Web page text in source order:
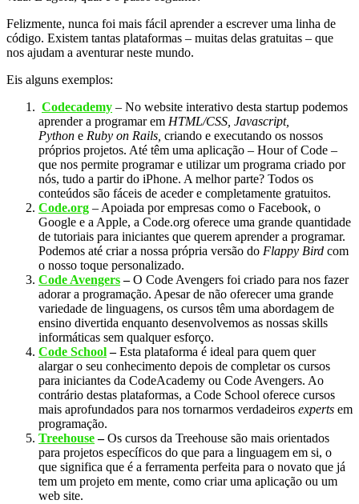
Felizmente, nunca foi mais fácil aprender a escrever uma linha de
código. Existem tantas plataformas – muitas delas gratuitas – que
nos ajudam a aventurar neste mundo.
Eis alguns exemplos:
Codecademy – No website interativo desta startup podemos
aprender a programar em HTML/CSS, Javascript,
Python e Ruby on Rails, criando e executando os nossos
próprios projetos. Até têm uma aplicação – Hour of Code –
que nos permite programar e utilizar um programa criado por
nós, tudo a partir do iPhone. A melhor parte? Todos os
conteúdos são fáceis de aceder e completamente gratuitos.
Code.org – Apoiada por empresas como o Facebook, o
Google e a Apple, a Code.org oferece uma grande quantidade
de tutoriais para iniciantes que querem aprender a programar.
Podemos até criar a nossa própria versão do Flappy Bird com
o nosso toque personalizado.
Code Avengers–O Code Avengers foi criado para nos fazer
adorar a programação. Apesar de não oferecer uma grande
variedade de linguagens, os cursos têm uma abordagem de
ensino divertida enquanto desenvolvemos as nossas skills
informáticas sem qualquer esforço.
Code School–Esta plataforma é ideal para quem quer
alargar o seu conhecimento depois de completar os cursos
para iniciantes da CodeAcademy ou Code Avengers. Ao
contrário destas plataformas, a Code School oferece cursos
mais aprofundados para nos tornarmos verdadeiros experts em
programação.
Treehouse–Os cursos da Treehouse são mais orientados
para projetos específicos do que para a linguagem em si, o
que significa que é a ferramenta perfeita para o novato que já
tem um projeto em mente, como criar uma aplicação ou um
web site.